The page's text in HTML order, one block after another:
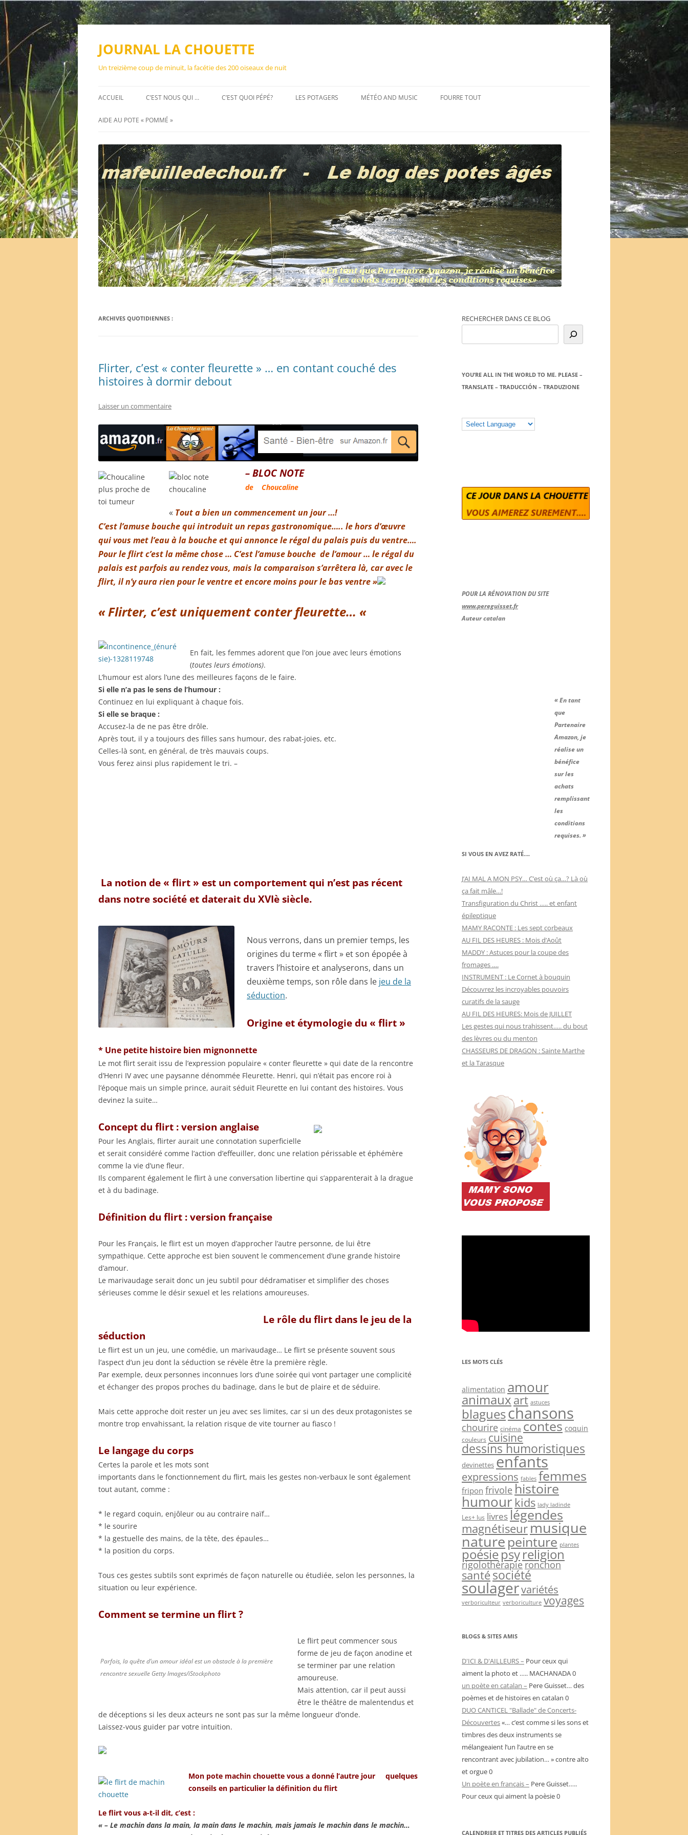
Aller
JOURNAL LA CHOUETTE
Un treizième coup de minuit, la facétie des 200 oiseaux de nuit
ACCUEIL C’EST NOUS QUI … C’EST QUOI PÉPÉ? LES POTAGERS MÉTÉO AND MUSIC FOURRE TOUT
AIDE AU POTE « POMMÉ »
ARCHIVES QUOTIDIENNES :
Flirter, c’est « conter fleurette » … en contant couché des
histoires à dormir debout
Laisser un commentaire
– BLOC NOTE
de Choucaline
« Tout a bien un commencement un jour …!
C’est l’amuse bouche qui introduit un repas gastronomique….. le hors d’œuvre
qui vous met l’eau à la bouche et qui annonce le régal du palais puis du ventre….
Pour le flirt c’est la même chose … C’est l’amuse bouche de l’amour … le régal du
palais est parfois au rendez vous, mais la comparaison s’arrêtera là, car avec le
flirt, il n’y aura rien pour le ventre et encore moins pour le bas ventre »
« Flirter, c’est uniquement conter fleurette… «
En fait, les femmes adorent que l’on joue avec leurs émotions
(toutes leurs émotions).
L’humour est alors l’une des meilleures façons de le faire.
Si elle n’a pas le sens de l’humour :
Continuez en lui expliquant à chaque fois.
Si elle se braque :
Accusez-la de ne pas être drôle.
Après tout, il y a toujours des filles sans humour, des rabat-joies, etc.
Celles-là sont, en général, de très mauvais coups.
Vous ferez ainsi plus rapidement le tri. –
La notion de « flirt » est un comportement qui n’est pas récent
dans notre société et daterait du XVIè siècle.
Nous verrons, dans un premier temps, les
origines du terme « flirt » et son épopée à
travers l’histoire et analyserons, dans un
deuxième temps, son rôle dans le jeu de la
séduction.
Origine et étymologie du « flirt »
* Une petite histoire bien mignonnette
Le mot flirt serait issu de l’expression populaire « conter fleurette » qui date de la rencontre
d’Henri IV avec une paysanne dénommée Fleurette. Henri, qui n’était pas encore roi à
l’époque mais un simple prince, aurait séduit Fleurette en lui contant des histoires. Vous
devinez la suite…
Concept du flirt : version anglaise
Pour les Anglais, flirter aurait une connotation superficielle
et serait considéré comme l’action d’effeuiller, donc une relation périssable et éphémère
comme la vie d’une fleur.
Ils comparent également le flirt à une conversation libertine qui s’apparenterait à la drague
et à du badinage.
Définition du flirt : version française
Pour les Français, le flirt est un moyen d’approcher l’autre personne, de lui être
sympathique. Cette approche est bien souvent le commencement d’une grande histoire
d’amour.
Le marivaudage serait donc un jeu subtil pour dédramatiser et simplifier des choses
sérieuses comme le désir sexuel et les relations amoureuses.
Le rôle du flirt dans le jeu de la
séduction
Le flirt est un un jeu, une comédie, un marivaudage… Le flirt se présente souvent sous
l’aspect d’un jeu dont la séduction se révèle être la première règle.
Par exemple, deux personnes inconnues lors d’une soirée qui vont partager une complicité
et échanger des propos proches du badinage, dans le but de plaire et de séduire.
Mais cette approche doit rester un jeu avec ses limites, car si un des deux protagonistes se
montre trop envahissant, la relation risque de vite tourner au fiasco !
Le langage du corps
Certes la parole et les mots sont
importants dans le fonctionnement du flirt, mais les gestes non-verbaux le sont également
tout autant, comme :
* le regard coquin, enjôleur ou au contraire naïf…
* le sourire
* la gestuelle des mains, de la tête, des épaules…
* la position du corps.
Tous ces gestes subtils sont exprimés de façon naturelle ou étudiée, selon les personnes, la
situation ou leur expérience.
Comment se termine un flirt ?
Parfois, la quête d’un amour idéal est un obstacle à la première
rencontre sexuelle Getty Images/iStockphoto
Le flirt peut commencer sous
forme de jeu de façon anodine et
se terminer par une relation
amoureuse.
Mais attention, car il peut aussi
être le théâtre de malentendus et
de déceptions si les deux acteurs ne sont pas sur la même longueur d’onde.
Laissez-vous guider par votre intuition.
Mon pote machin chouette vous a donné l’autre jour
quelques
conseils en particulier la définition du flirt
Le flirt vous a-t-il dit, c’est :
« – Le machin dans la main, la main dans le machin, mais jamais le machin dans le machin…
RECHERCHER DANS CE BLOG
YOU’RE ALL IN THE WORLD TO ME. PLEASE –
TRANSLATE – TRADUCCIÓN – TRADUZIONE
POUR LA RÉNOVATION DU SITE
www.pereguisset.fr
Auteur catalan
« En tant
que
Partenaire
Amazon, je
réalise un
bénéfice
sur les
achats
remplissant
les
conditions
requises. »
SI VOUS EN AVEZ RATÉ….
J’AI MAL A MON PSY… C’est où ça…? Là où
ça fait mâle…!
Transfiguration du Christ ….. et enfant
épileptique
MAMY RACONTE : Les sept corbeaux
AU FIL DES HEURES : Mois d’Août
MADDY : Astuces pour la coupe des
fromages ….
INSTRUMENT : Le Cornet à bouquin
Découvrez les incroyables pouvoirs
curatifs de la sauge
AU FIL DES HEURES: Mois de JUILLET
Les gestes qui nous trahissent….. du bout
des lèvres ou du menton
CHASSEURS DE DRAGON : Sainte Marthe
et la Tarasque
LES MOTS CLÉS
alimentation amour
animauxart astuces
blagueschansons
chourire cinéma contes coquin
couleurs cuisine
dessins humoristiques
devinettes enfants
expressions fables femmes
fripon frivole histoire
humour kids lady ladinde
Les+ lus livreslégendes
magnétiseurmusique
naturepeinture plantes
poésiepsyreligion
rigolothérapieronchon
santésociété
soulagervariétés
verboriculteur verboriculture voyages
BLOGS & SITES AMIS
D'ICI & D'AILLEURS – Pour ceux qui
aiment la photo et ….. MACHANADA 0
un poète en catalan – Pere Guisset… des
poèmes et de histoires en catalan 0
DUO CANTICEL "Ballade" de Concerts-
Découvertes«… c’est comme si les sons et
timbres des deux instruments se
mélangeaient l’un l’autre en se
rencontrant avec jubilation… » contre alto
et orgue 0
Un poète en français – Pere Guisset…..
Pour ceux qui aiment la poèsie 0
CALENDRIER ET TITRES DES ARTICLES PUBLIÉS